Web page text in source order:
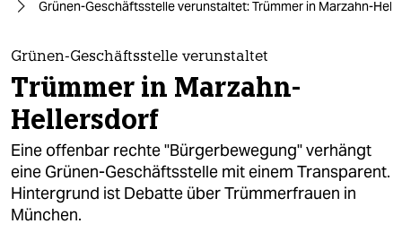
taz zahl ich
themen
politik
öko
gesellschaft
kultur
Grünen-Geschäftsstelle verunstaltet: Trümmer in Marzahn-
Grünen-Geschäftsstelle verunstaltet
Trümmer in Marzahn-
Hellersdorf
Eine offenbar rechte "Bürgerbewegung" verhängt
eine Grünen-Geschäftsstelle mit einem Transparent.
Hintergrund ist Debatte über Trümmerfrauen in
München.